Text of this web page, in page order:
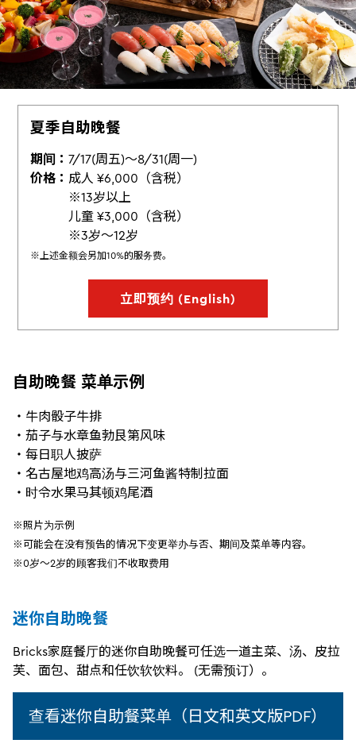
夏季自助晚餐
期间：7/17(周五)～8/31(周一)
价格： 成人 ¥6,000（含税）
※13岁以上
儿童 ¥3,000（含税）
※3岁～12岁
※上述金额会另加10%的服务费。
立即预约 (English)
自助晚餐 菜单示例
・牛肉骰子牛排
・茄子与水章鱼勃艮第风味
・每日职人披萨
・名古屋地鸡高汤与三河鱼酱特制拉面
・时令水果马其顿鸡尾酒
※照片为示例
※可能会在没有预告的情况下变更举办与否、期间及菜单等内容。
※0岁～2岁的顾客我们不收取费用
迷你自助晚餐
Bricks家庭餐厅的迷你自助晚餐可任选一道主菜、汤、皮拉
芙、面包、甜点和任饮软饮料。 (无需预订）。
查看迷你自助餐菜单（日文和英文版PDF）